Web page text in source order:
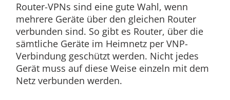
Router-VPNs sind eine gute Wahl, wenn
mehrere Geräte über den gleichen Router
verbunden sind. So gibt es Router, über die
sämtliche Geräte im Heimnetz per VNP-
Verbindung geschützt werden. Nicht jedes
Gerät muss auf diese Weise einzeln mit dem
Netz verbunden werden.